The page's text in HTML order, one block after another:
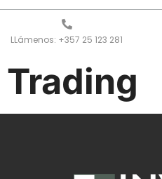
LLámenos: +357 25 123 281
Trading